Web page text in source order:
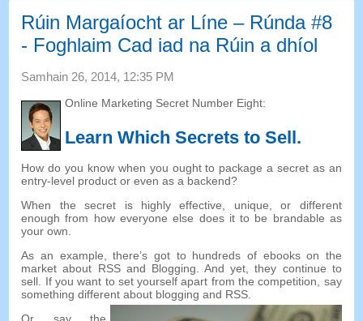
Rúin Margaíocht ar Líne – Rúnda #8
- Foghlaim Cad iad na Rúin a dhíol
Samhain 26, 2014, 12:35 PM
Online Marketing Secret Number Eight:
Learn Which Secrets to Sell .
How do you know when you ought to package a secret as an
entry-level product or even as a backend?
When the secret is highly effective, unique,or different
enough from how everyone else does it to be brandable as
your own.
As an example,there’s got to hundreds of ebooks on the
market about RSS and Blogging.And yet,they continue to
sell. If you want to set yourself apart from the competition, say
something different about blogging and RSS.